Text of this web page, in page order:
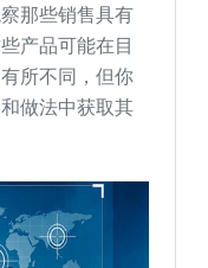
那些销售具有
产品可能在目
所不同，但你
做法中获取其